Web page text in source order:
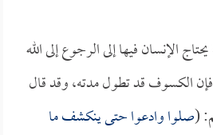
الإنسان فيها إلى الرجوع إلى الله
الكسوف قد تطول مدته، وقد قال
(صلوا وادعوا حتى ينكشف ما